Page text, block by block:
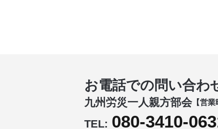
お電話での問い合わ
九州労災一人親方部会【営業
TEL: 080-3410-